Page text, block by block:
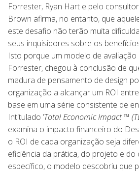
Forrester, Ryan Hart e pelo
Brown afirma, no entanto, que
este desafio não terão muita
seus inquisidores sobre os
Isto porque um modelo de
Forrester, chegou à conclusão de
madura de pensamento de design
organização a alcançar um ROI
base em uma série consistente de
Intitulado ‘Total Economic Impact ™
examina o impacto financeiro do
o ROI de cada organização seja
eficiência da prática, do projeto e do
específico, o modelo descobriu que